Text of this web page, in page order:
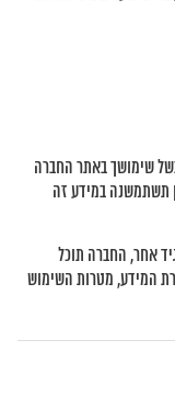
שימושך באתר החברה
תשתמשנה במידע זה
אחר, החברה תוכל
המידע, מטרות השימוש